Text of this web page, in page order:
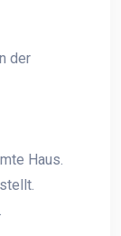
der
Haus.